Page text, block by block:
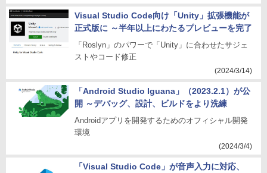
Visual Studio Code向け「Unity」拡張機能が
正式版に ～半年以上にわたるプレビューを完了
「Roslyn」のパワーで「Unity」に合わせたサジェ
ストやコード修正
(2024/3/14)
「Android Studio Iguana」（2023.2.1）が公
開 ～デバッグ、設計、ビルドをより洗練
Androidアプリを開発するためのオフィシャル開発
環境
(2024/3/4)
「Visual Studio Code」が音声入力に対応、